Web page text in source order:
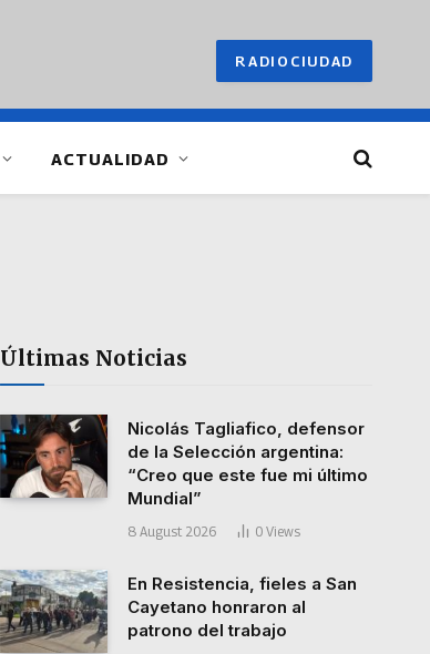
RADIOCIUDAD
ACTUALIDAD
Últimas Noticias
Nicolás Tagliafico, defensor
de la Selección argentina:
“Creo que este fue mi último
Mundial”
8 August 2026 0 Views
En Resistencia, fieles a San
Cayetano honraron al
patrono del trabajo